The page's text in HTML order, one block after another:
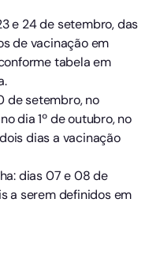
e 24 de setembro, das
de vacinação em
tabela em
de setembro, no
dia 1º de outubro, no
dias a vacinação
dias 07 e 08 de
a serem definidos em